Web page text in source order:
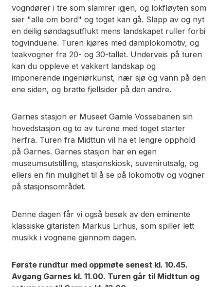
vogndører i tre som slamrer igjen, og lokfløyten som
sier "alle om bord" og toget kan gå. Slapp av og nyt
en deilig søndagsutflukt mens landskapet ruller forbi
togvinduene. Turen kjøres med damplokomotiv, og
teakvogner fra 20- og 30-tallet. Underveis på turen
kan du oppleve et vakkert landskap og
imponerende ingeniørkunst, nær sjø og vann på den
ene siden, og bratte fjellsider på den andre.
Garnes stasjon er Museet Gamle Vossebanen sin
hovedstasjon og to av turene med toget starter
herfra. Turen fra Midttun vil ha et lengre opphold
på Garnes. Garnes stasjon har en egen
museumsutstilling, stasjonskiosk, suvenirutsalg, og
ellers en fin mulighet til å se på lokomotiv og vogner
på stasjonsområdet.
Denne dagen får vi også besøk av den eminente
klassiske gitaristen Markus Lirhus, som spiller lett
musikk i vognene gjennom dagen.
Første rundtur med oppmøte senest kl. 10.45.
Avgang Garnes kl. 11.00. Turen går til Midttun og